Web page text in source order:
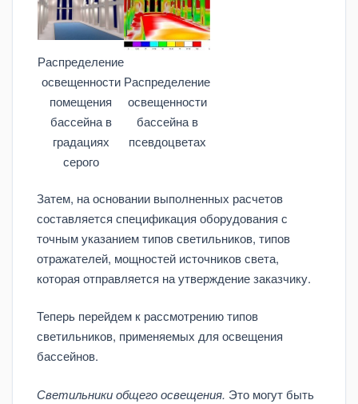
Распределение
освещенности
помещения
бассейна в
градациях
серого
Распределение
освещенности
бассейна в
псевдоцветах
Затем, на основании выполненных расчетов
составляется спецификация оборудования с
точным указанием типов светильников, типов
отражателей, мощностей источников света,
которая отправляется на утверждение заказчику.
Теперь перейдем к рассмотрению типов
светильников, применяемых для освещения
бассейнов.
Светильники общего освещения. Это могут быть